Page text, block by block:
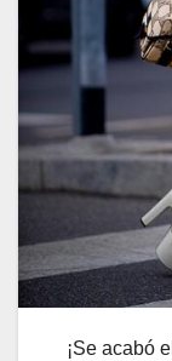
¡Se acabó el